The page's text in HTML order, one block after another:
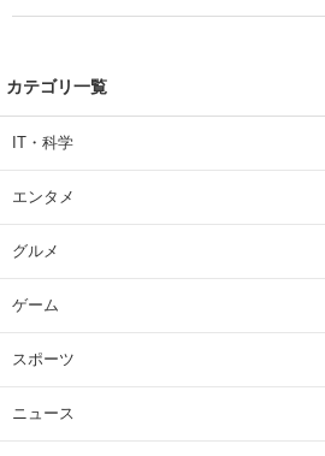
カテゴリ一覧
IT・科学
エンタメ
グルメ
ゲーム
スポーツ
ニュース